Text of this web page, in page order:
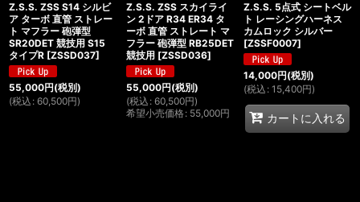
Z.S.S. ZSS S14 シルビ
ア ターボ 直管 ストレー
ト マフラー 砲弾型
SR20DET 競技用 S15
タイプR [ZSSD037]
55,000円(税別)
(税込 : 60,500円)
Z.S.S. ZSS スカイライ
ン 2ドア R34 ER34 タ
ーボ 直管 ストレート マ
フラー 砲弾型 RB25DET
競技用 [ZSSD036]
55,000円(税別)
(税込 : 60,500円)
希望小売価格 : 55,000円
Z.S.S. 5点式 シートベル
ト レーシングハーネス
カムロック シルバー
[ZSSF0007]
14,000円(税別)
(税込 : 15,400円)
カートに入れる